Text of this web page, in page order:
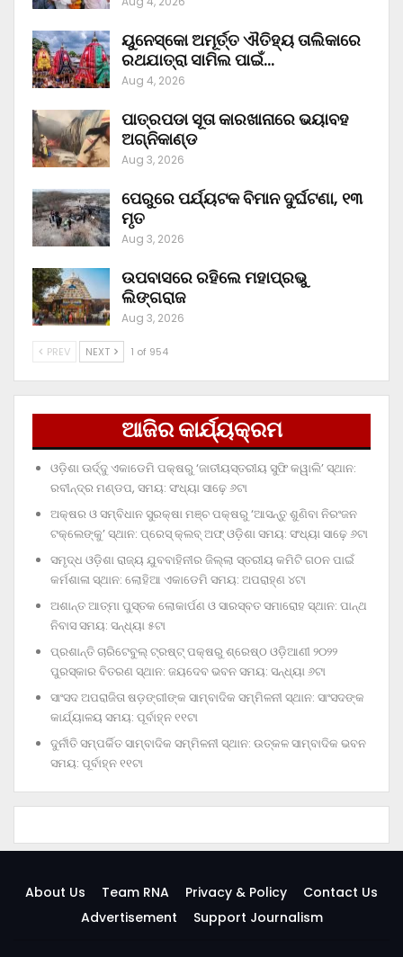
ୟୁନେସ୍କୋ ଅମୂର୍ତ୍ତ ଐତିହ୍ୟ ତାଲିକାରେ
ରଥଯାତ୍ରା ସାମିଲ ପାଇଁ…
Aug 4, 2026
ପାତ୍ରପଡା ସୂତା କାରଖାନାରେ ଭୟାବହ
ଅଗ୍ନିକାଣ୍ଡ
Aug 3, 2026
ପେରୁରେ ପର୍ଯ୍ୟଟକ ବିମାନ ଦୁର୍ଘଟଣା, ୧୩
ମୃତ
Aug 3, 2026
ଉପବାସରେ ରହିଲେ ମହାପ୍ରଭୁ
ଲିଙ୍ଗରାଜ
Aug 3, 2026
PREV NEXT 1 of 954
ଆଜିର କାର୍ଯ୍ୟକ୍ରମ
ଓଡ଼ିଶା ଊର୍ଦ୍ଦୁ ଏକାଡେମି ପକ୍ଷରୁ ‘ଜାତୀୟସ୍ତରୀୟ ସୁଫି କୱାଲି’ ସ୍ଥାନ:
ରବୀନ୍ଦ୍ର ମଣ୍ଡପ, ସମୟ: ସଂଧ୍ୟା ସାଢ଼େ ୬ଟା
ଅକ୍ଷର ଓ ସମ୍ବିଧାନ ସୁରକ୍ଷା ମଞ୍ଚ ପକ୍ଷରୁ ‘ଆସନ୍ତୁ ଶୁଣିବା ନିରଂଜନ
ଟକ୍‌ଲେଙ୍କୁ’ ସ୍ଥାନ: ପ୍ରେସ୍‌ କ୍ଲବ୍‌ ଅଫ୍‌ ଓଡ଼ିଶା ସମୟ: ସଂଧ୍ୟା ସାଢ଼େ ୬ଟା
ସମୃଦ୍ଧ ଓଡ଼ିଶା ରାଜ୍ୟ ଯୁବବାହିନୀର ଜିଲ୍ଲା ସ୍ତରୀୟ କମିଟି ଗଠନ ପାଇଁ
କର୍ମଶାଳା ସ୍ଥାନ: ଲୋହିଆ ଏକାଡେମି ସମୟ: ଅପରାହ୍‌ଣ ୪ଟା
ଅଶାନ୍ତ ଆତ୍ମା ପୁସ୍ତକ ଲୋକାର୍ପଣ ଓ ସାରସ୍ବତ ସମାରୋହ ସ୍ଥାନ: ପାନ୍ଥ
ନିବାସ ସମୟ: ସନ୍ଧ୍ୟା ୫ଟା
ପ୍ରଶାନ୍ତି ଚାରିଟେବୁଲ୍‌ ଟ୍ରଷ୍ଟ୍‌ ପକ୍ଷରୁ ଶ୍ରେଷ୍ଠ ଓଡ଼ିଆଣୀ ୨୦୨୨
ପୁରସ୍କାର ବିତରଣ ସ୍ଥାନ: ଜୟଦେବ ଭବନ ସମୟ: ସନ୍ଧ୍ୟା ୬ଟା
ସାଂସଦ ଅପରାଜିତା ଷଡ଼ଙ୍ଗୀଙ୍କ ସାମ୍ବାଦିକ ସମ୍ମିଳନୀ ସ୍ଥାନ: ସାଂସଦଙ୍କ
କାର୍ଯ୍ୟାଳୟ ସମୟ: ପୂର୍ବାହ୍ନ ୧୧ଟା
ଦୁର୍ନୀତି ସମ୍ପର୍କିତ ସାମ୍ବାଦିକ ସମ୍ମିଳନୀ ସ୍ଥାନ: ଉତ୍କଳ ସାମ୍ବାଦିକ ଭବନ
ସମୟ: ପୂର୍ବାହ୍ନ ୧୧ଟା
About Us Team RNA Privacy & Policy
Contact Us
Advertisement
Support Journalism